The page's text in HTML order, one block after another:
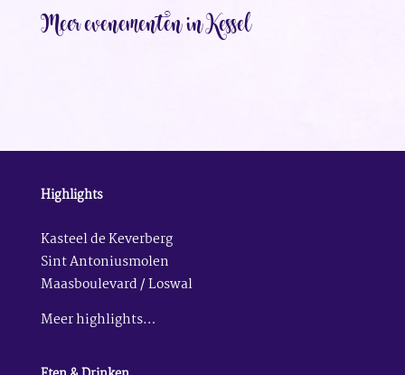
Meer evenementen in Kessel
Highlights
Kasteel de Keverberg
Sint Antoniusmolen
Maasboulevard / Loswal
Meer highlights…